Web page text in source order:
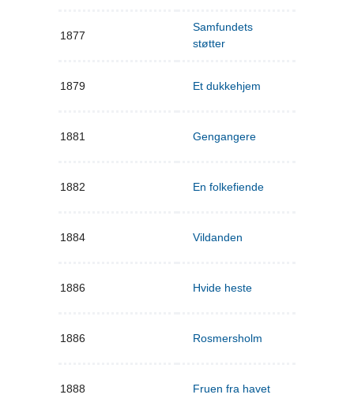
1877
Samfundets
støtter
1879 Et dukkehjem
1881 Gengangere
1882 En folkefiende
1884 Vildanden
1886 Hvide heste
1886 Rosmersholm
1888 Fruen fra havet